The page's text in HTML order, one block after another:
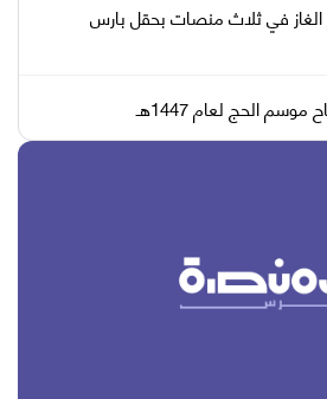
الغاز في ثلاث منصات بحقل بارس
الحج لعام 1447هـ